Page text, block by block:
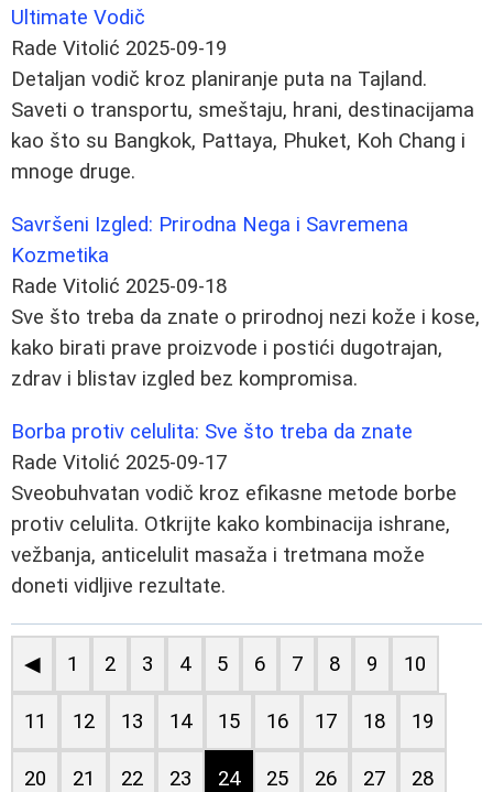
Ultimate Vodič
Rade Vitolić 2025-09-19
Detaljan vodič kroz planiranje puta na Tajland.
Saveti o transportu, smeštaju, hrani, destinacijama
kao što su Bangkok, Pattaya, Phuket, Koh Chang i
mnoge druge.
Savršeni Izgled: Prirodna Nega i Savremena
Kozmetika
Rade Vitolić 2025-09-18
Sve što treba da znate o prirodnoj nezi kože i kose,
kako birati prave proizvode i postići dugotrajan,
zdrav i blistav izgled bez kompromisa.
Borba protiv celulita: Sve što treba da znate
Rade Vitolić 2025-09-17
Sveobuhvatan vodič kroz efikasne metode borbe
protiv celulita. Otkrijte kako kombinacija ishrane,
vežbanja, anticelulit masaža i tretmana može
doneti vidljive rezultate.
◀ 1 2 3 4 5 6 7 8 9 10
11 12 13 14 15 16 17 18 19
20 21 22 23 24 25 26 27 28